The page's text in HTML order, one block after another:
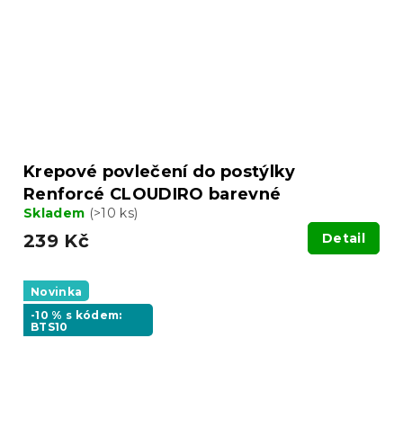
Krepové povlečení do postýlky
Renforcé CLOUDIRO barevné
Skladem (>10 ks)
239 Kč Detail
Novinka
-10 % s kódem:
BTS10